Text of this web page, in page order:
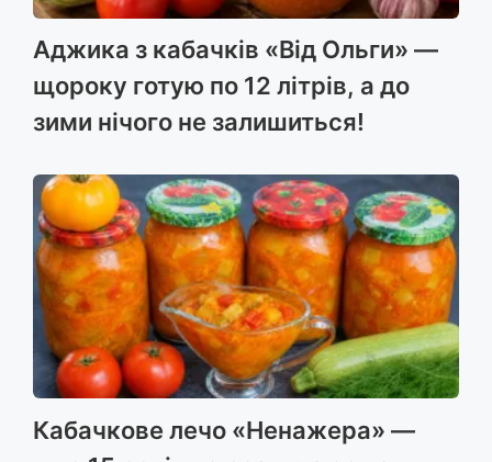
Аджика з кабачків «Від Ольги» —
щороку готую по 12 літрів, а до
зими нічого не залишиться!
Кабачкове лечо «Ненажера» —